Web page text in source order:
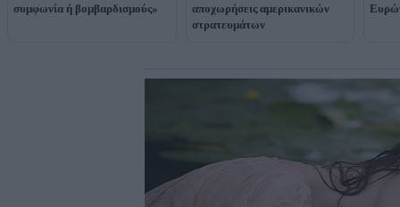
συμφωνία ή βομβαρδισμούς»
αποχωρήσεις αμερικανικών
στρατευμάτων